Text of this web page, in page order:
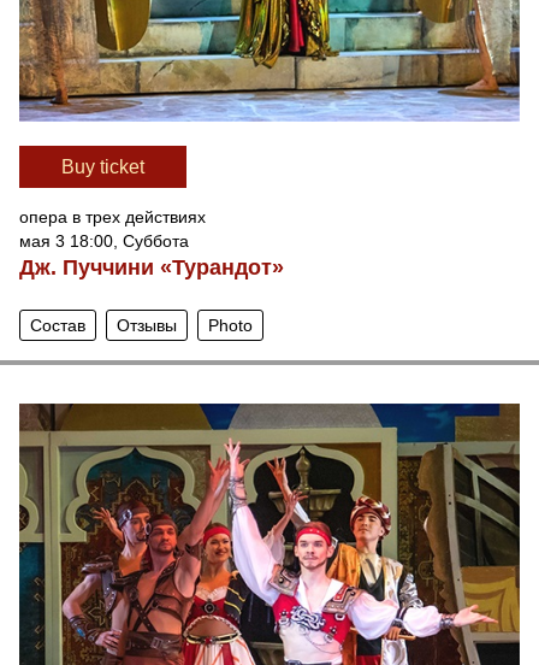
Вuy ticket
опера в трех действиях
мая 3 18:00, Суббота
Дж. Пуччини «Турандот»
Состав Отзывы Photo